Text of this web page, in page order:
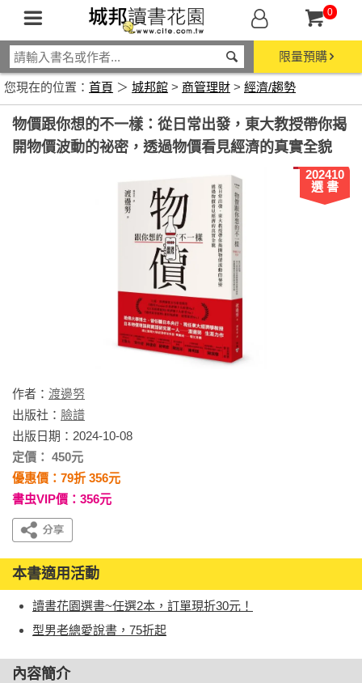
0
限量預購
您現在的位置： 首頁 ＞ 城邦館 > 商管理財 > 經濟/趨勢
物價跟你想的不一樣：從日常出發，東大教授帶你揭
開物價波動的祕密，透過物價看見經濟的真實全貌
202410
選 書
作者： 渡邊努
出版社： 臉譜
出版日期：2024-10-08
定價： 450元
優惠價：79折 356元
書虫VIP價：356元
本書適用活動
讀書花園選書~任選2本，訂單現折30元！
型男老總愛說書，75折起
內容簡介